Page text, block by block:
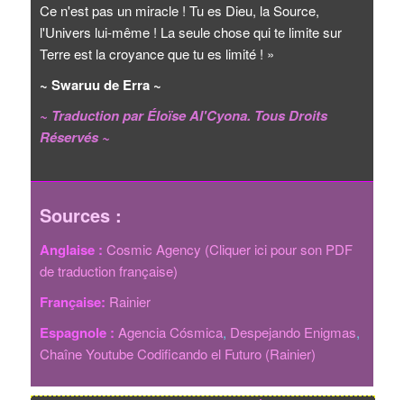
Ce n'est pas un miracle ! Tu es Dieu, la Source,
l'Univers lui-même ! La seule chose qui te limite sur
Terre est la croyance que tu es limité ! »
~ Swaruu de Erra ~
~ Traduction par Éloïse Al'Cyona. Tous Droits
Réservés ~
Sources :
Anglaise : Cosmic Agency (Cliquer ici pour son PDF
de traduction française)
Française: Rainier
Espagnole : Agencia Cósmica, Despejando Enigmas,
Chaîne Youtube Codificando el Futuro (Rainier)